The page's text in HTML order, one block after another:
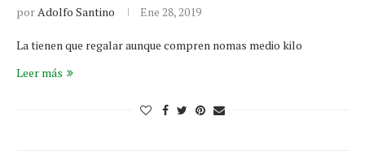
porAdolfo Santino Ene 28, 2019
La tienen que regalar aunque compren nomas medio kilo
Leer más